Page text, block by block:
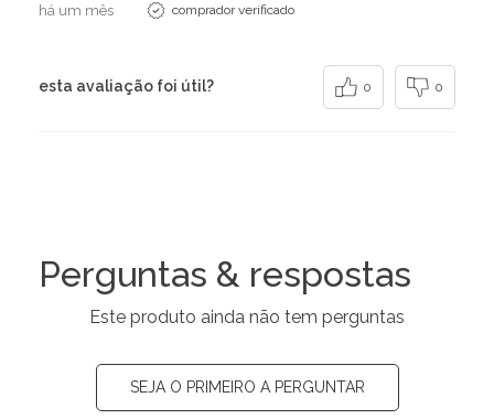
há um mês comprador verificado
esta avaliação foi útil? 0 0
Perguntas & respostas
Este produto ainda não tem perguntas
SEJA O PRIMEIRO A PERGUNTAR